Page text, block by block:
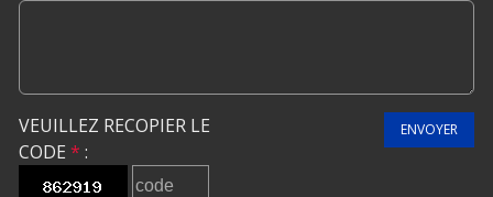
VEUILLEZ RECOPIER LE
CODE * :
ENVOYER